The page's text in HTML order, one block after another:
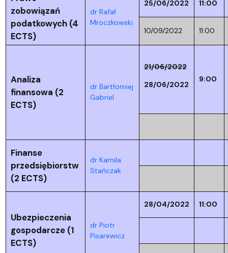
zobowiązań
podatkowych (4
ECTS)
dr Rafał
Mroczkowski
25/06/2022 11:00
10/09/2022 11:00
Analiza
finansowa (2
ECTS)
dr Bartłomiej
Gabriel
21/06/2022
28/06/2022
9:00
Finanse
przedsiębiorstw
(2 ECTS)
dr Kamila
Stańczak
Ubezpieczenia
gospodarcze (1
ECTS)
dr Piotr
Pisarewicz
28/04/2022 11:00